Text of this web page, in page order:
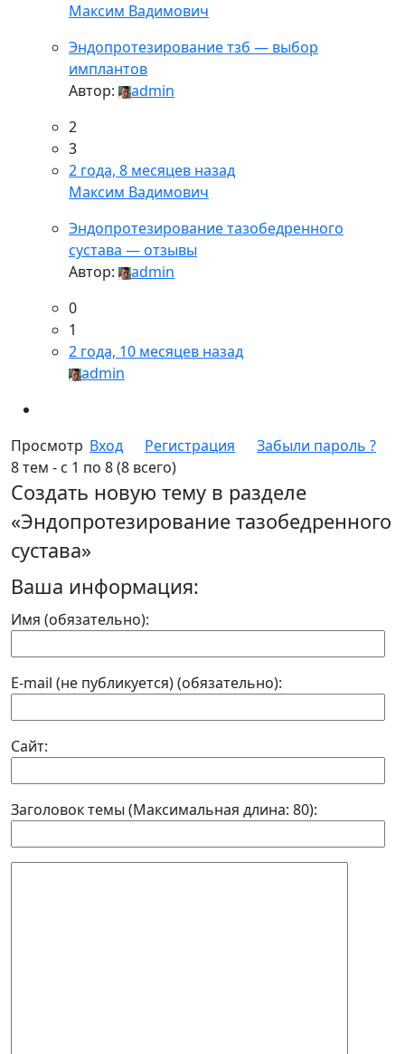
Максим Вадимович
Эндопротезирование тзб — выбор
имплантов
Автор:
admin
2
3
2 года, 8 месяцев назад
Максим Вадимович
Эндопротезирование тазобедренного
сустава — отзывы
Автор:
admin
0
1
2 года, 10 месяцев назад
admin
Вход Регистрация Забыли пароль ?
Просмотр
8 тем - с 1 по 8 (8 всего)
Создать новую тему в разделе
«Эндопротезирование тазобедренного
сустава»
Ваша информация:
Имя (обязательно):
E-mail (не публикуется) (обязательно):
Сайт:
Заголовок темы (Максимальная длина: 80):